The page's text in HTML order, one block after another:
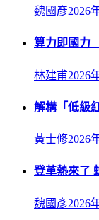
魏國彥2026
算力即國力
林建甫2026
解構「低級
黃士修2026
登革熱來了
魏國彥2026